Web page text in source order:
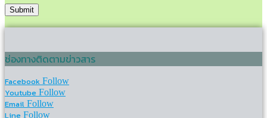
ช่องทางติดตามข่าวสาร
Facebook Follow
Youtube Follow
Email Follow
Line Follow